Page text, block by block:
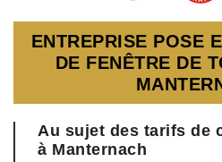
ENTREPRISE POSE
DE FENÊTRE DE
Au sujet des tarifs de
à Manternach